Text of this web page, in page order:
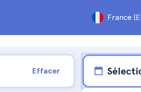
France
Effacer